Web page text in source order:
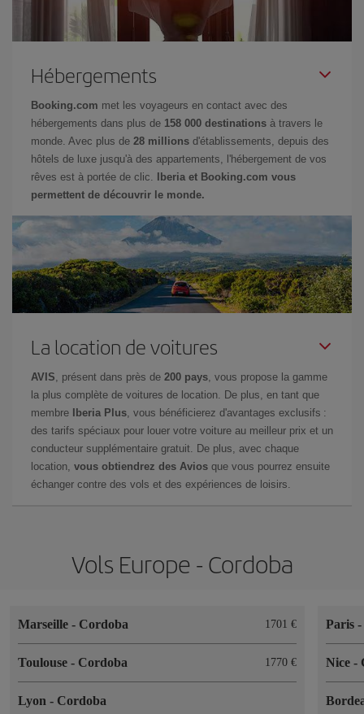
Hébergements
Booking.com met les voyageurs en contact avec des
hébergements dans plus de 158 000 destinations à travers le
monde. Avec plus de 28 millions d'établissements, depuis des
hôtels de luxe jusqu'à des appartements, l'hébergement de vos
rêves est à portée de clic.
Iberia et Booking.com vous
permettent de découvrir le monde.
La location de voitures
AVIS , présent dans près de 200 pays , vous propose la gamme
la plus complète de voitures de location. De plus, en tant que
membre
Iberia Plus , vous bénéficierez d'avantages exclusifs :
des tarifs spéciaux pour louer votre voiture au meilleur prix et un
conducteur supplémentaire gratuit. De plus, avec chaque
location, vous obtiendrez des Avios que vous pourrez ensuite
échanger contre des vols et des expériences de loisirs.
Vols Europe - Cordoba
Marseille - Cordoba 1701 €
Toulouse - Cordoba 1770 €
Lyon - Cordoba
Paris
Nice-